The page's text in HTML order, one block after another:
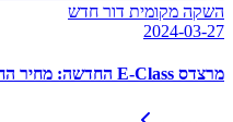
השקה מקומית דור חדש
2024-03-27
מרצדס E-Class החדשה: מחיר החל מ-539,000 ש"ח